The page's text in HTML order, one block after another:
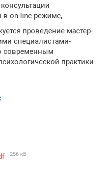
в on-line режиме;
проведение мастер-
специалистами-
современным
практики.
256 кБ